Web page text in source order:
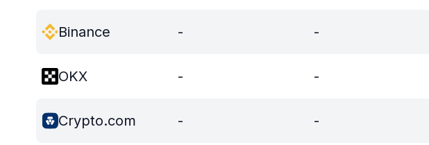
Binance - -
OKX - -
Crypto.com - -